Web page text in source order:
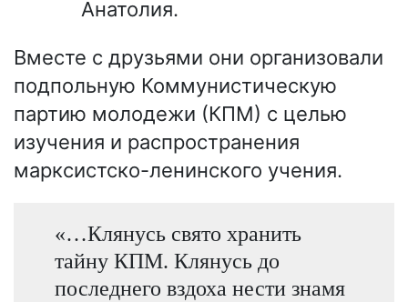
Анатолия.
Вместе с друзьями они организовали
подпольную Коммунистическую
партию молодежи (КПМ) с целью
изучения и распространения
марксистско-ленинского учения.
«…Клянусь свято хранить
тайну КПМ. Клянусь до
последнего вздоха нести знамя